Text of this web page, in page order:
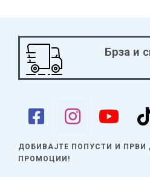
Брза и
ДОБИВАЈТЕ ПОПУСТИ И ПРВИ
ПРОМОЦИИ!